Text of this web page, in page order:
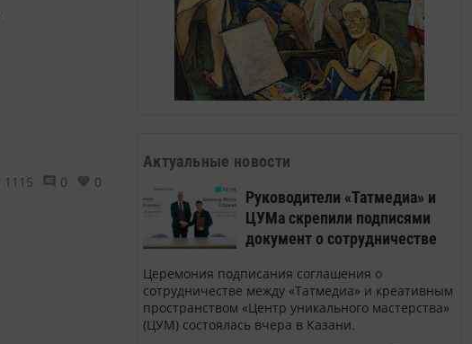
1115 0 0
Актуальные новости
Руководители «Татмедиа» и
ЦУМа скрепили подписями
документ о сотрудничестве
Церемония подписания соглашения о
сотрудничестве между «Татмедиа» и креативным
пространством «Центр уникального мастерства»
(ЦУМ) состоялась вчера в Казани.